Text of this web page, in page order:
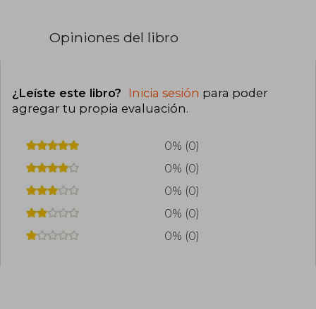
Opiniones del libro
¿Leíste este libro? Inicia sesión para poder
agregar tu propia evaluación.
0% (0)
0% (0)
0% (0)
0% (0)
0% (0)